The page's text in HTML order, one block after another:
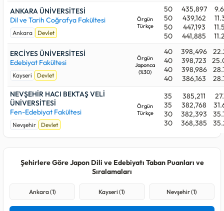
Aşağıdaki üniversitelerden beğendiklerinizi favori listenize
alabilirsiniz. Whatsapp, telegram v.b uygulamalardan
istediklerinize listenizi gönderdiğinizde onlarda da aynı liste
görebilirler.
ANKARA ÜNİVERSİTESİ
Dil ve Tarih Coğrafya Fakültesi
Ankara Devlet
Örgün
Türkçe
50
50
50
50
435,897
439,162
447,193
441,885
ERCİYES ÜNİVERSİTESİ
Edebiyat Fakültesi
Kayseri Devlet
Örgün
Japonca
(%30)
40
40
40
40
398,496
398,723
398,986
386,163
NEVŞEHİR HACI BEKTAŞ VELİ
ÜNİVERSİTESİ
Fen-Edebiyat Fakültesi
Nevşehir Devlet
Örgün
Türkçe
35
35
30
30
385,211
382,768
382,393
368,385
Şehirlere Göre Japon Dili ve Edebiyatı Taban Puanları ve
Sıralamaları
Ankara (1) Kayseri (1) Nevşehir (1)